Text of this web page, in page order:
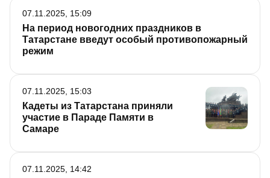
На период новогодних праздников в
Татарстане введут особый противопожарный
режим
07.11.2025, 15:09
Кадеты из Татарстана приняли
участие в Параде Памяти в
Самаре
07.11.2025, 15:03
07.11.2025, 14:42